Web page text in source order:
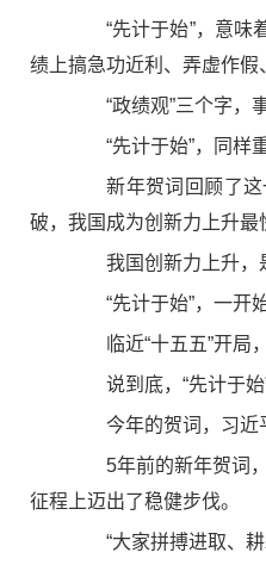
“先计于始”，意味着
绩上搞急功近利、弄虚作
“政绩观”三个字，事
“先计于始”，同样重
新年贺词回顾了这一
破，我国成为创新力上升最
我国创新力上升，是
“先计于始”，一开始
临近“十五五”开局，
说到底，“先计于始”
今年的贺词，习近平
5年前的新年贺词，
征程上迈出了稳健步伐。
“大家拼搏进取、耕